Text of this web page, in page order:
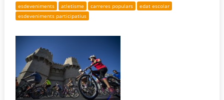
esdeveniments atletisme carreres populars
edat escolar
esdeveniments participatius